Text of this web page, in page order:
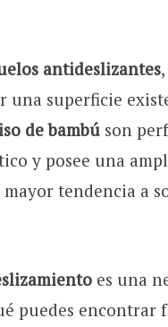
antideslizantes
superficie
de bambúson
y posee una
tendencia a
es una
puedes encontrar